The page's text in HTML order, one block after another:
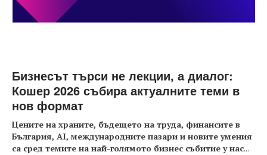
Бизнесът търси не лекции, а диалог:
Кошер 2026 събира актуалните теми в
нов формат
Цените на храните, бъдещето на труда, финансите в
България, AI, международните пазари и новите умения
са сред темите на най-голямото бизнес събитие у нас...